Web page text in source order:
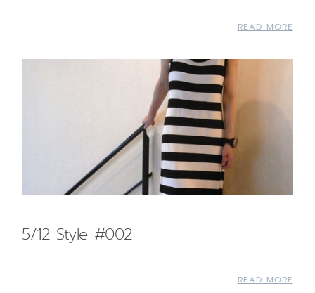
READ MORE
5/12 Style #002
READ MORE